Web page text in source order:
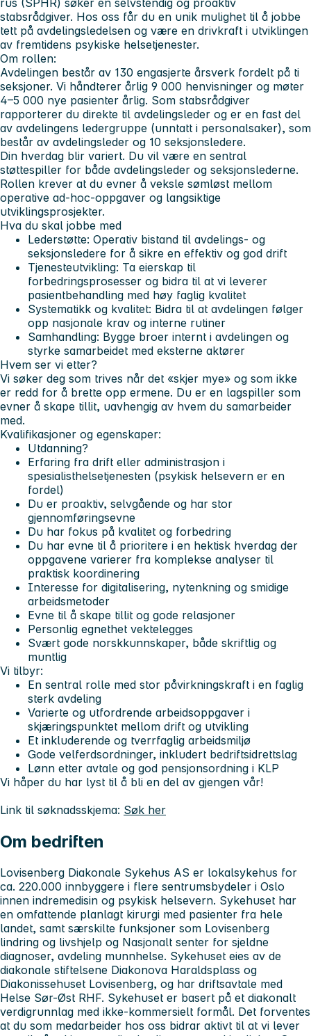
stabsrådgiver. Hos oss får du en unik mulighet til å jobbe
tett på avdelingsledelsen og være en drivkraft i utviklingen
av fremtidens psykiske helsetjenester.
Om rollen:
Avdelingen består av 130 engasjerte årsverk fordelt på ti
seksjoner. Vi håndterer årlig 9 000 henvisninger og møter
4–5 000 nye pasienter årlig. Som stabsrådgiver
rapporterer du direkte til avdelingsleder og er en fast del
av avdelingens ledergruppe (unntatt i personalsaker), som
består av avdelingsleder og 10 seksjonsledere.
Din hverdag blir variert. Du vil være en sentral
støttespiller for både avdelingsleder og seksjonslederne.
Rollen krever at du evner å veksle sømløst mellom
operative ad-hoc-oppgaver og langsiktige
utviklingsprosjekter.
Hva du skal jobbe med
Lederstøtte: Operativ bistand til avdelings- og
seksjonsledere for å sikre en effektiv og god drift
Tjenesteutvikling: Ta eierskap til
forbedringsprosesser og bidra til at vi leverer
pasientbehandling med høy faglig kvalitet
Systematikk og kvalitet: Bidra til at avdelingen følger
opp nasjonale krav og interne rutiner
Samhandling: Bygge broer internt i avdelingen og
styrke samarbeidet med eksterne aktører
Hvem ser vi etter?
Vi søker deg som trives når det «skjer mye» og som ikke
er redd for å brette opp ermene. Du er en lagspiller som
evner å skape tillit, uavhengig av hvem du samarbeider
med.
Kvalifikasjoner og egenskaper:
Utdanning?
Erfaring fra drift eller administrasjon i
spesialisthelsetjenesten (psykisk helsevern er en
fordel)
Du er proaktiv, selvgående og har stor
gjennomføringsevne
Du har fokus på kvalitet og forbedring
Du har evne til å prioritere i en hektisk hverdag der
oppgavene varierer fra komplekse analyser til
praktisk koordinering
Interesse for digitalisering, nytenkning og smidige
arbeidsmetoder
Evne til å skape tillit og gode relasjoner
Personlig egnethet vektelegges
Svært gode norskkunnskaper, både skriftlig og
muntlig
Vi tilbyr:
En sentral rolle med stor påvirkningskraft i en faglig
sterk avdeling
Varierte og utfordrende arbeidsoppgaver i
skjæringspunktet mellom drift og utvikling
Et inkluderende og tverrfaglig arbeidsmiljø
Gode velferdsordninger, inkludert bedriftsidrettslag
Lønn etter avtale og god pensjonsordning i KLP
Vi håper du har lyst til å bli en del av gjengen vår!
Link til søknadsskjema: Søk her
Om bedriften
Lovisenberg Diakonale Sykehus AS er lokalsykehus for
ca. 220.000 innbyggere i flere sentrumsbydeler i Oslo
innen indremedisin og psykisk helsevern. Sykehuset har
en omfattende planlagt kirurgi med pasienter fra hele
landet, samt særskilte funksjoner som Lovisenberg
lindring og livshjelp og Nasjonalt senter for sjeldne
diagnoser, avdeling munnhelse. Sykehuset eies av de
diakonale stiftelsene Diakonova Haraldsplass og
Diakonissehuset Lovisenberg, og har driftsavtale med
Helse Sør-Øst RHF. Sykehuset er basert på et diakonalt
verdigrunnlag med ikke-kommersielt formål. Det forventes
at du som medarbeider hos oss bidrar aktivt til at vi lever